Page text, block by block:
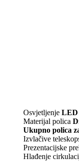
Osvjetljenje LED
Materijal polica
Ukupno polica
Izvlačive
Prezentacijske
Hlađenje